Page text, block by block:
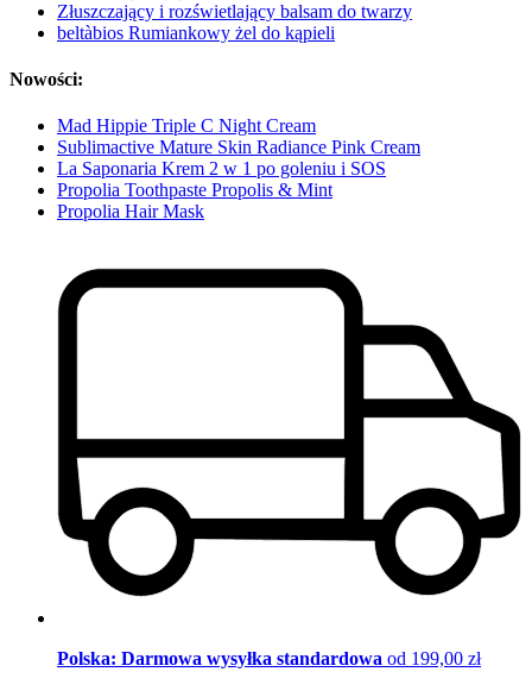
Złuszczający i rozświetlający balsam do twarzy
beltàbios Rumiankowy żel do kąpieli
Nowości:
Mad Hippie Triple C Night Cream
Sublimactive Mature Skin Radiance Pink Cream
La Saponaria Krem 2 w 1 po goleniu i SOS
Propolia Toothpaste Propolis & Mint
Propolia Hair Mask
Polska: Darmowa wysyłka standardowa od 199,00 zł